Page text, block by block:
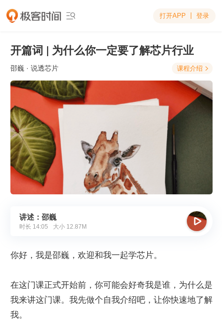
 打开APP 登录
开篇词 | 为什么你一定要了解芯片行业
邵巍 · 说透芯片 课程介绍 
讲述：邵巍
时长 14:05 大小 12.87M

你好，我是邵巍，欢迎和我一起学芯片。
在这门课正式开始前，你可能会好奇我是谁，为什么是
我来讲这门课。我先做个自我介绍吧，让你快速地了解
我。